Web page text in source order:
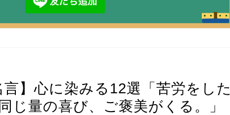
言】心に染みる12選「苦労をした
じ量の喜び、ご褒美がくる。」